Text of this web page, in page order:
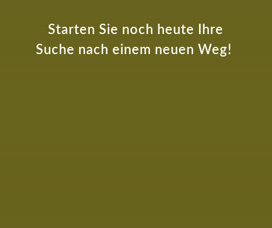
Starten Sie noch heute Ihre
Suche nach einem neuen Weg!